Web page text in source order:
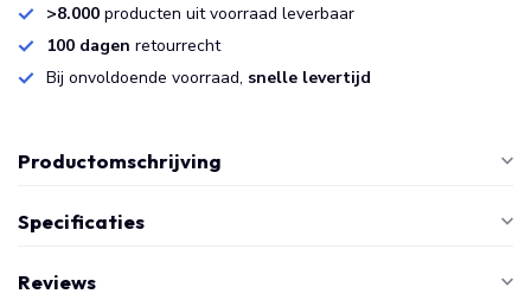
>8.000 producten uit voorraad leverbaar
100 dagen retourrecht
Bij onvoldoende voorraad, snelle levertijd
Productomschrijving
Specificaties
Reviews